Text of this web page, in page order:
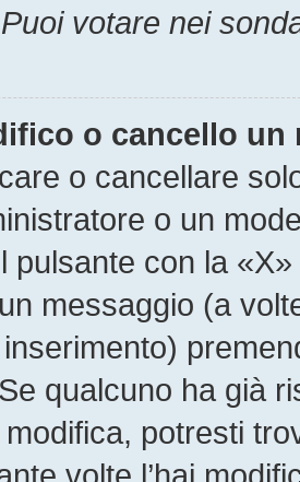
Puoi votare nei
o cancello un
o cancellare
o un
pulsante con la
messaggio (a
qualcuno ha già
potresti